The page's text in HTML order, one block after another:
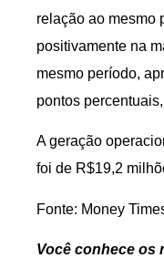
relação ao mesmo
positivamente na
mesmo período,
pontos
A geração
foi de R$19,2
Fonte: Money
Você conhece os